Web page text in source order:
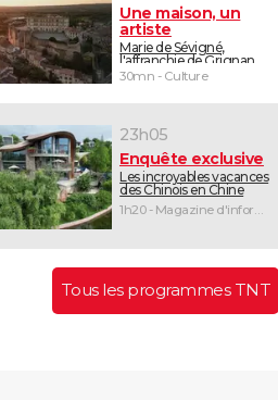
Une maison, un
artiste
Marie de Sévigné,
l'affranchie de Grignan
30mn - Culture
23h05
Enquête exclusive
Les incroyables vacances
des Chinois en Chine
1h20 - Magazine d'information
Tous les programmes TNT